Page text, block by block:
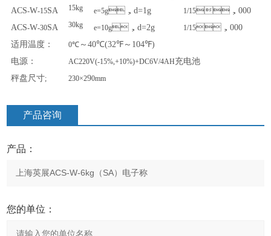
ACS-W-15SA 15kg e=5g，d=1g 1/15，000
ACS-W-30SA 30kg e=10g，d=2g 1/15，000
适用温度：
0℃ ～40℃(32℉ ～ 104℉)
电源：
AC220V(-15%,+10%)+DC6V/4AH充电池
秤盘尺寸; 230×290mm
产品咨询
产品：
您的单位：